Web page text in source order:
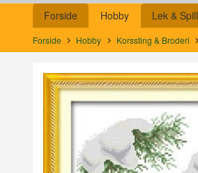
Produkter
Forside Hobby Lek & Spill
Forside Hobby Korssting & Broderi